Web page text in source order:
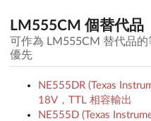
LM555CM 個替代品
可作為 LM555CM 替代品
優先
NE555DR (Texas
18V，TTL 相容輸出
NE555D (Texas